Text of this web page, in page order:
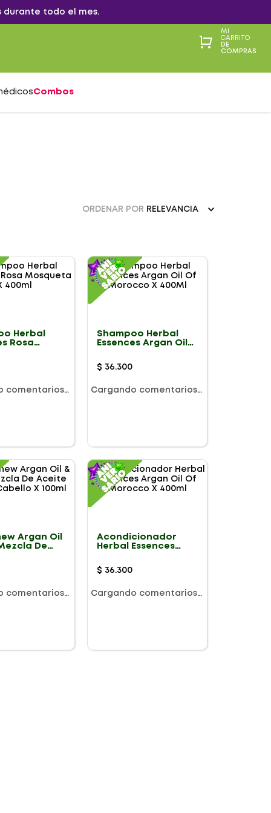
durante todo el mes.
MI
CARRITO
DE
COMPRAS
Combos
ORDENAR POR RELEVANCIA
Herbal
Rosa
comentarios…
Shampoo Herbal
Essences Argan Oil
$ 36.300
Cargando comentarios…
Argan Oil
De
comentarios…
Acondicionador
Herbal Essences
Morocco X 400ml
$ 36.300
Cargando comentarios…